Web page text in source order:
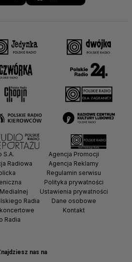
nas na
S.A.
Radiowa
Radia
Radia
Agencja Promocji
Agencja Reklamy
Regulamin serwisu
Polityka prywatności
Ustawienia prywatności
Dane osobowe
Kontakt